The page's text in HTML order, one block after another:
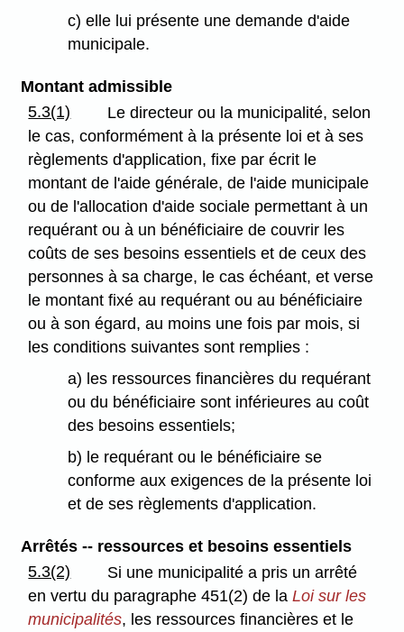
c) elle lui présente une demande d'aide
municipale.
Montant admissible
5.3(1)
Le directeur ou la municipalité, selon
le cas, conformément à la présente loi et à ses
règlements d'application, fixe par écrit le
montant de l'aide générale, de l'aide municipale
ou de l'allocation d'aide sociale permettant à un
requérant ou à un bénéficiaire de couvrir les
coûts de ses besoins essentiels et de ceux des
personnes à sa charge, le cas échéant, et verse
le montant fixé au requérant ou au bénéficiaire
ou à son égard, au moins une fois par mois, si
les conditions suivantes sont remplies :
a) les ressources financières du requérant
ou du bénéficiaire sont inférieures au coût
des besoins essentiels;
b) le requérant ou le bénéficiaire se
conforme aux exigences de la présente loi
et de ses règlements d'application.
Arrêtés -- ressources et besoins essentiels
5.3(2)
Si une municipalité a pris un arrêté
en vertu du paragraphe 451(2) de laLoi sur les
municipalités, les ressources financières et le